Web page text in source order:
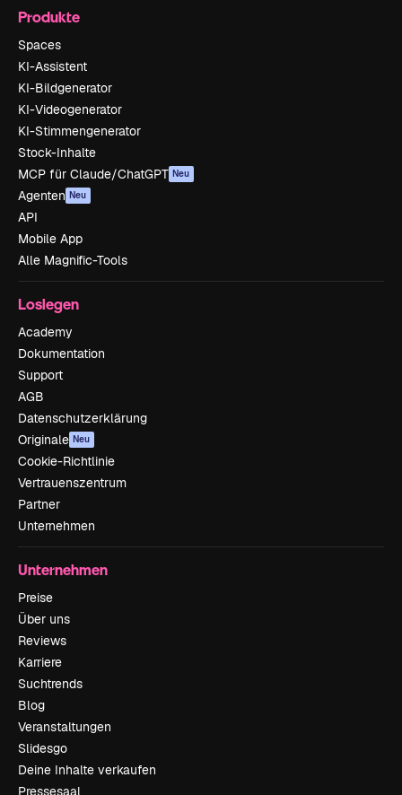
Produkte
Spaces
KI-Assistent
KI-Bildgenerator
KI-Videogenerator
KI-Stimmengenerator
Stock-Inhalte
MCP für Claude/ChatGPT Neu
Agenten Neu
API
Mobile App
Alle Magnific-Tools
Loslegen
Academy
Dokumentation
Support
AGB
Datenschutzerklärung
Originale Neu
Cookie-Richtlinie
Vertrauenszentrum
Partner
Unternehmen
Unternehmen
Preise
Über uns
Reviews
Karriere
Suchtrends
Blog
Veranstaltungen
Slidesgo
Deine Inhalte verkaufen
Pressesaal